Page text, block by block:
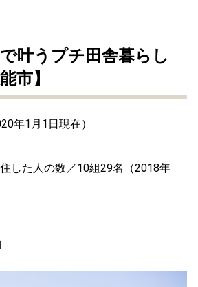
叶うプチ田舎暮らし
市】
年1月1日現在）
した人の数／10組29名（2018年